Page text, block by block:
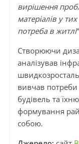
вирішення
матеріалів у тих
потреба в житлі
Створюючи
аналізував
вивчав потреби
будівель та
формування
собою.